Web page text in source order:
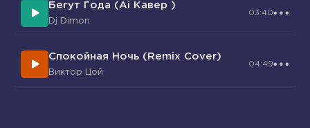
Бегут Года (Ai Кавер )
Dj Dimon
03:40
Спокойная Ночь (Remix Cover)
Виктор Цой
04:49